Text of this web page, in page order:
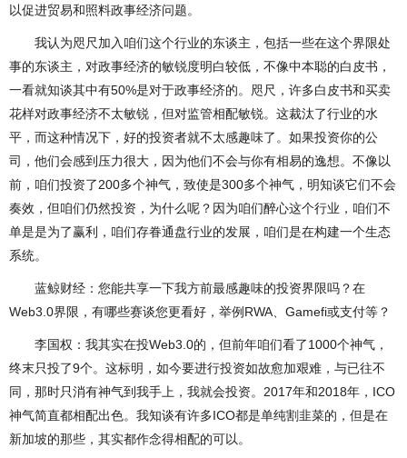
以促进贸易和照料政事经济问题。
我认为咫尺加入咱们这个行业的东谈主，包括一些在这个界限处
事的东谈主，对政事经济的敏锐度明白较低，不像中本聪的白皮书，
一看就知谈其中有50%是对于政事经济的。咫尺，许多白皮书和买卖
花样对政事经济不太敏锐，但对监管相配敏锐。这裁汰了行业的水
平，而这种情况下，好的投资者就不太感趣味了。如果投资你的公
司，他们会感到压力很大，因为他们不会与你有相易的逸想。不像以
前，咱们投资了200多个神气，致使是300多个神气，明知谈它们不会
奏效，但咱们仍然投资，为什么呢？因为咱们醉心这个行业，咱们不
单是是为了赢利，咱们存眷通盘行业的发展，咱们是在构建一个生态
系统。
蓝鲸财经：您能共享一下我方前最感趣味的投资界限吗？在
Web3.0界限，有哪些赛谈您更看好，举例RWA、Gamefi或支付等？
李国权：我其实在投Web3.0的，但前年咱们看了1000个神气，
终末只投了9个。这标明，如今要进行投资如故愈加艰难，与已往不
同，那时只消有神气到我手上，我就会投资。2017年和2018年，ICO
神气简直都相配出色。我知谈有许多ICO都是单纯割韭菜的，但是在
新加坡的那些，其实都作念得相配的可以。